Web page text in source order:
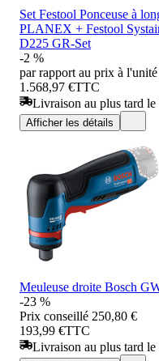
Set Festool Ponceuse à
PLANEX + Festool
D225 GR-Set
-2 %
par rapport au prix à l'unité
1.568,97 €TTC
Livraison au plus tard
Afficher les détails
Meuleuse droite Bosch
-23 %
Prix conseillé 250,80 €
193,99 €TTC
Livraison au plus tard le